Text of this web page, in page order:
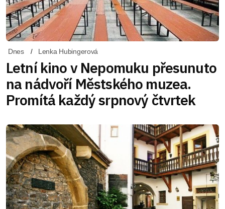
Dnes Lenka Hubingerová
Letní kino v Nepomuku přesunuto
na nádvoří Městského muzea.
Promítá každý srpnový čtvrtek